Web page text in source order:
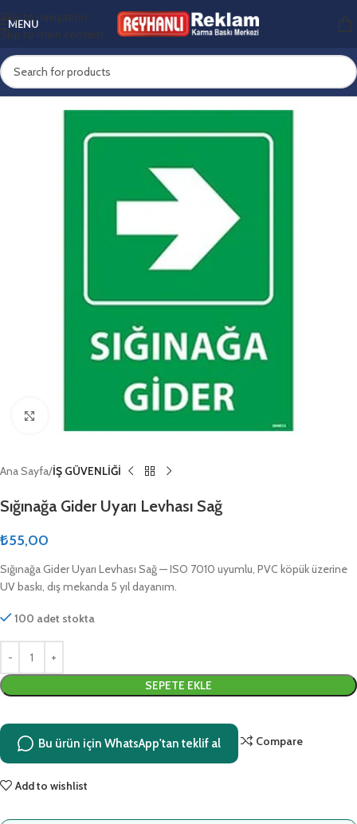
Skip to navigation
Skip to main content
MENU
Ana Sayfa İŞ GÜVENLİĞİ
Sığınağa Gider Uyarı Levhası Sağ
₺55,00
Sığınağa Gider Uyarı Levhası Sağ — ISO 7010 uyumlu, PVC köpük üzerine
UV baskı, dış mekanda 5 yıl dayanım.
100 adet stokta
SEPETE EKLE
Bu ürün için WhatsApp'tan teklif al Compare
Add to wishlist